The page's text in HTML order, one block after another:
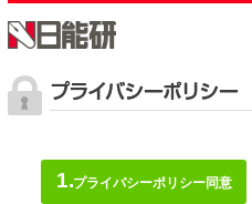
プライバシーポリシー同意